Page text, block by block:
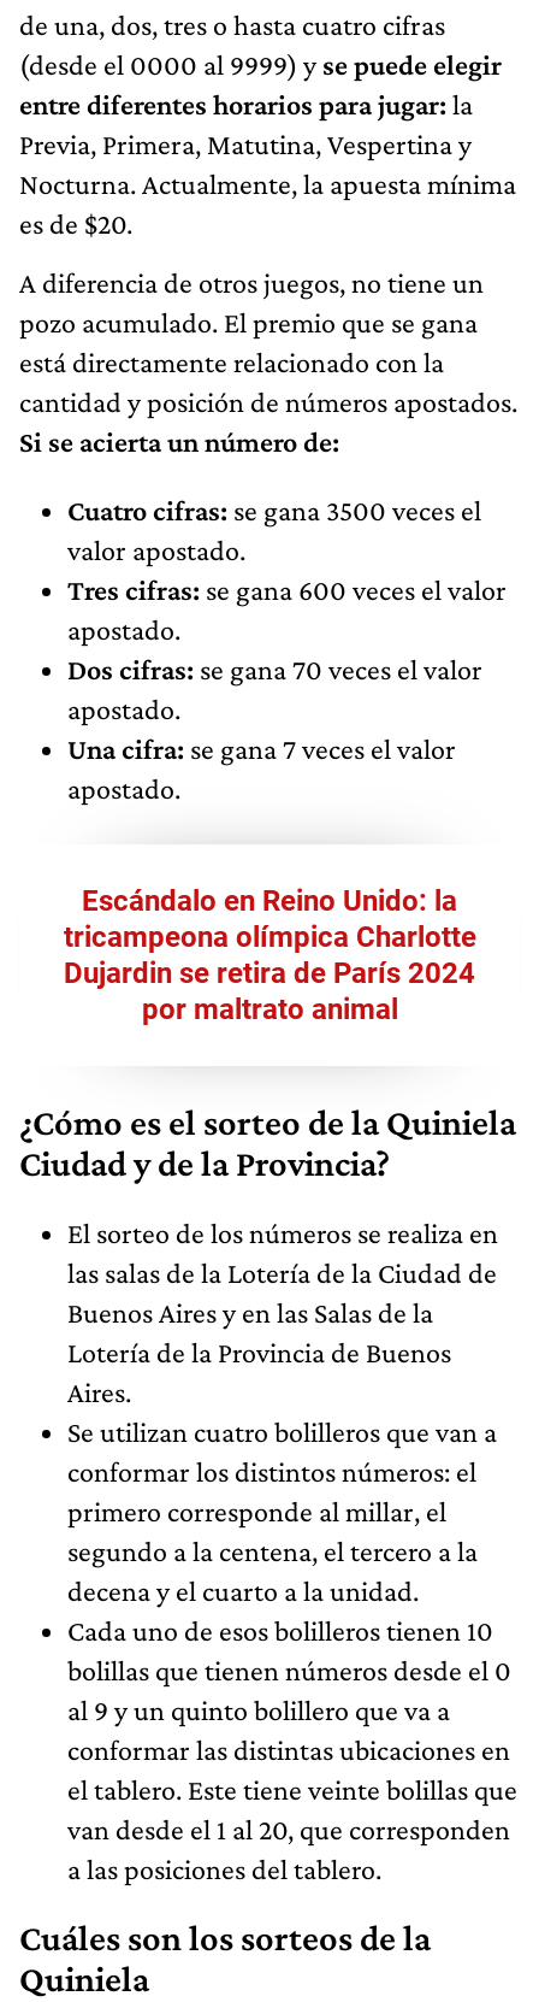
de una, dos, tres o hasta cuatro cifras
(desde el 0000 al 9999) yse puede elegir
entre diferentes horarios para jugar: la
Previa, Primera, Matutina, Vespertina y
Nocturna. Actualmente, la apuesta mínima
es de $20.
A diferencia de otros juegos, no tiene un
pozo acumulado. El premio que se gana
está directamente relacionado con la
cantidad y posición de números apostados.
Si se acierta un número de:
Cuatro cifras: se gana 3500 veces el
valor apostado.
Tres cifras: se gana 600 veces el valor
apostado.
Dos cifras: se gana 70 veces el valor
apostado.
Una cifra: se gana 7 veces el valor
apostado.
Escándalo en Reino Unido: la
tricampeona olímpica Charlotte
Dujardin se retira de París 2024
por maltrato animal
¿Cómo es el sorteo de la Quiniela
Ciudad y de la Provincia?
El sorteo de los números se realiza en
las salas de la Lotería de la Ciudad de
Buenos Aires y en las Salas de la
Lotería de la Provincia de Buenos
Aires.
Se utilizan cuatro bolilleros que van a
conformar los distintos números: el
primero corresponde al millar, el
segundo a la centena, el tercero a la
decena y el cuarto a la unidad.
Cada uno de esos bolilleros tienen 10
bolillas que tienen números desde el 0
al 9 y un quinto bolillero que va a
conformar las distintas ubicaciones en
el tablero. Este tiene veinte bolillas que
van desde el 1 al 20, que corresponden
a las posiciones del tablero.
Cuáles son los sorteos de la
Quiniela